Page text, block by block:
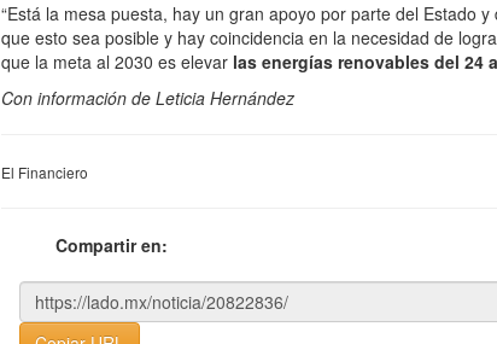
“Está la mesa puesta, hay un gran apoyo por parte del Estado
que esto sea posible y hay coincidencia en la necesidad de
que la meta al 2030 es elevar las energías renovables del 24
Con información de Leticia Hernández
El Financiero
Compartir en: